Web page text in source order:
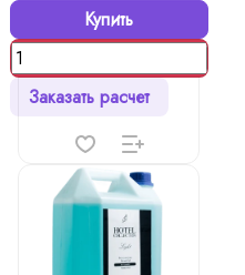
Купить
Заказать расчет